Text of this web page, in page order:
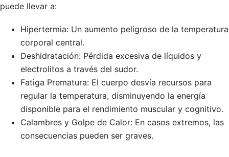
puede llevar a:
Hipertermia: Un aumento peligroso de la temperatura
corporal central.
Deshidratación: Pérdida excesiva de líquidos y
electrolitos a través del sudor.
Fatiga Prematura: El cuerpo desvía recursos para
regular la temperatura, disminuyendo la energía
disponible para el rendimiento muscular y cognitivo.
Calambres y Golpe de Calor: En casos extremos, las
consecuencias pueden ser graves.